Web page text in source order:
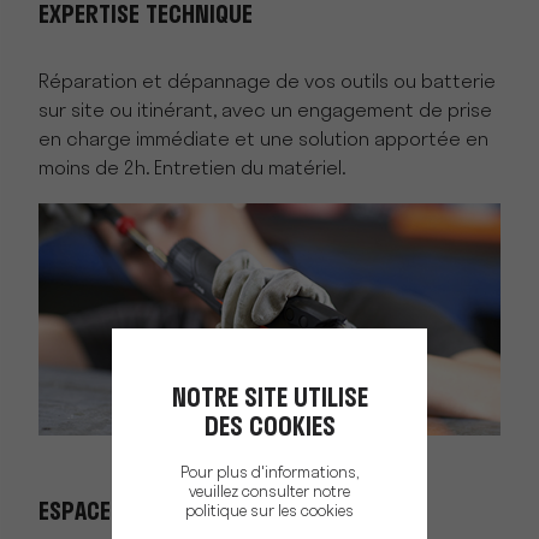
EXPERTISE TECHNIQUE
Réparation et dépannage de vos outils ou batterie
sur site ou itinérant, avec un engagement de prise
en charge immédiate et une solution apportée en
moins de 2h. Entretien du matériel.
ESPACE DE VENTE
NOTRE SITE UTILISE
DES COOKIES
Pour plus d'informations,
veuillez consulter notre
politique sur les cookies